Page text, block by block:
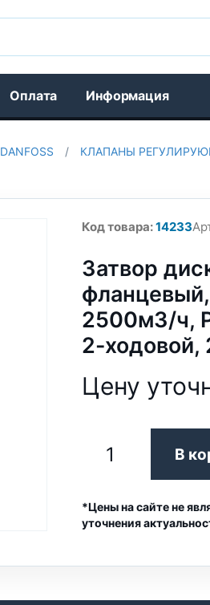
Оплата Информация
DANFOSS / КЛАПАНЫ
Код товара:14233
Затвор
2500м3/ч,
2-ходовой,
Цену
В
*Цены на сайте не
уточнения